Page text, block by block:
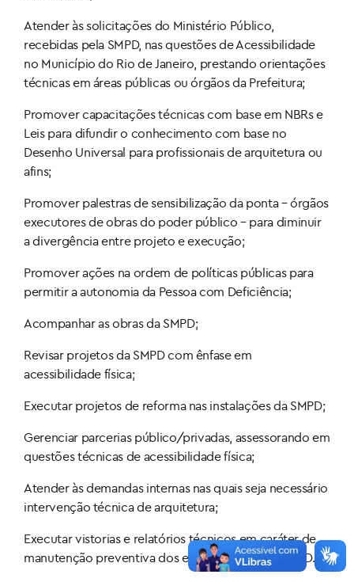
Atender às solicitações do Ministério Público,
recebidas pela SMPD, nas questões de Acessibilidade
no Município do Rio de Janeiro, prestando orientações
técnicas em áreas públicas ou órgãos da Prefeitura;
Promover capacitações técnicas com base em NBRs e
Leis para difundir o conhecimento com base no
Desenho Universal para profissionais de arquitetura ou
afins;
Promover palestras de sensibilização da ponta – órgãos
executores de obras do poder público – para diminuir
a divergência entre projeto e execução;
Promover ações na ordem de políticas públicas para
permitir a autonomia da Pessoa com Deficiência;
Acompanhar as obras da SMPD;
Revisar projetos da SMPD com ênfase em
acessibilidade física;
Executar projetos de reforma nas instalações da SMPD;
Gerenciar parcerias público/privadas, assessorando em
questões técnicas de acessibilidade física;
Atender às demandas internas nas quais seja necessário
intervenção técnica de arquitetura;
Executar vistorias e relatórios técnicos em caráter de
manutenção preventiva dos equipamentos da SMPD.